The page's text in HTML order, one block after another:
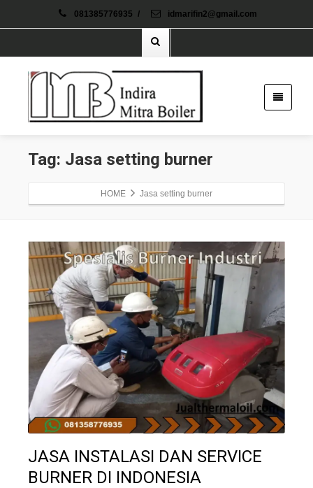
081385776935 / idmarifin2@gmail.com
Tag: Jasa setting burner
HOME Jasa setting burner
JASA INSTALASI DAN SERVICE
BURNER DI INDONESIA